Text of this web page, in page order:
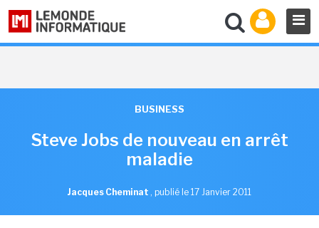
BUSINESS
Steve Jobs de nouveau en arrêt
maladie
Jacques Cheminat , publié le 17 Janvier 2011